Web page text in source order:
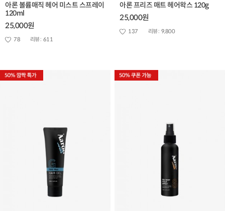
아론 볼륨매직 헤어 미스트 스프레이
120ml
25,000원
78 리뷰 : 611
아론 프리즈 매트 헤어왁스 120g
25,000원
137 리뷰 : 9,800